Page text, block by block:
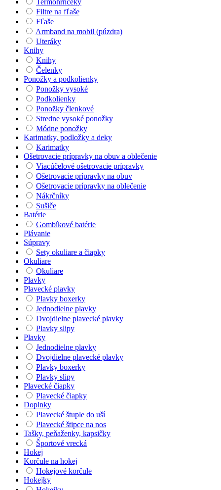
Termohrnčeky
Filtre na fľaše
Fľaše
Armband na mobil (púzdra)
Uteráky
Knihy
Knihy
Čelenky
Ponožky a podkolienky
Ponožky vysoké
Podkolienky
Ponožky členkové
Stredne vysoké ponožky
Módne ponožky
Karimatky, podložky a deky
Karimatky
Ošetrovacie prípravky na obuv a oblečenie
Viacúčelové ošetrovacie prípravky
Ošetrovacie prípravky na obuv
Ošetrovacie prípravky na oblečenie
Nákrčníky
Sušiče
Batérie
Gombíkové batérie
Plávanie
Súpravy
Sety okuliare a čiapky
Okuliare
Okuliare
Plavky
Plavecké plavky
Plavky boxerky
Jednodielne plavky
Dvojdielne plavecké plavky
Plavky slipy
Plavky
Jednodielne plavky
Dvojdielne plavecké plavky
Plavky boxerky
Plavky slipy
Plavecké čiapky
Plavecké čiapky
Doplnky
Plavecké štuple do uší
Plavecké štipce na nos
Tašky, peňaženky, kapsičky
Športové vrecká
Hokej
Korčule na hokej
Hokejové korčule
Hokejky